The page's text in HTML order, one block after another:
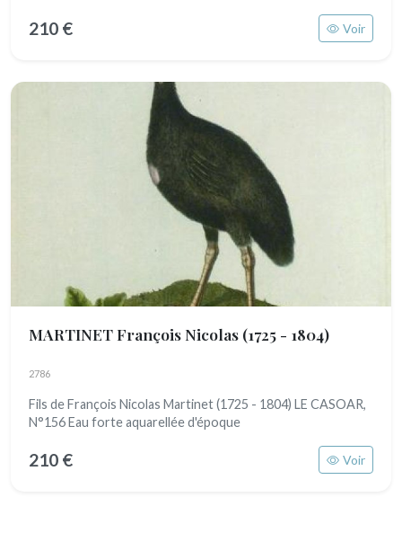
210 € Voir
MARTINET François Nicolas (1725 - 1804)
2786
Fils de François Nicolas Martinet (1725 - 1804) LE CASOAR,
N°156 Eau forte aquarellée d'époque
210 € Voir